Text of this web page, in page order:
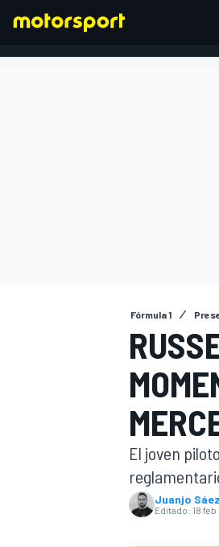
Fórmula 1
El joven
Juanjo Sáez
Editado: 18